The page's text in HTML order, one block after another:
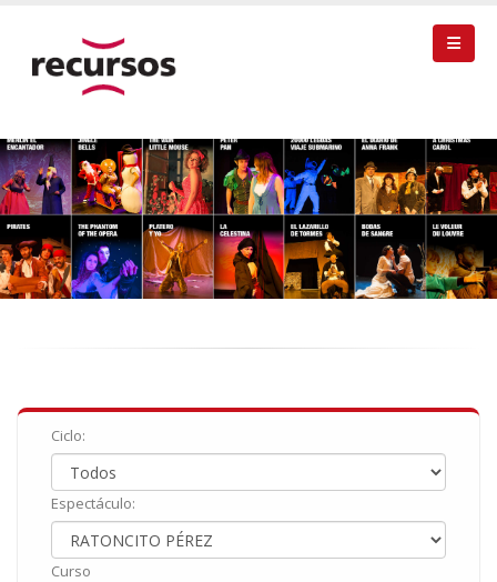
Ciclo:
Espectáculo:
Curso